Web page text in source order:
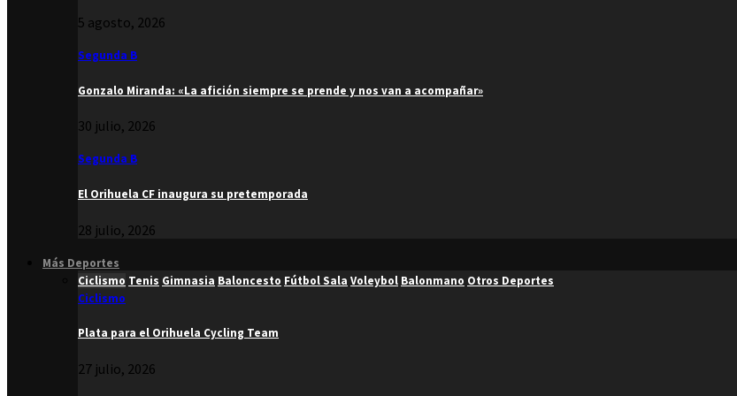
5 agosto, 2026
Segunda B
Gonzalo Miranda: «La afición siempre se prende y nos van a acompañar»
30 julio, 2026
Segunda B
El Orihuela CF inaugura su pretemporada
28 julio, 2026
Más Deportes
Ciclismo Tenis Gimnasia Baloncesto Fútbol Sala Voleybol Balonmano Otros Deportes
Ciclismo
Plata para el Orihuela Cycling Team
27 julio, 2026